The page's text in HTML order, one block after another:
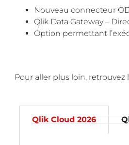
Nouveau connecteur
Qlik Data Gateway –
Option permettant
Pour aller plus loin,
Qlik Cloud 2026